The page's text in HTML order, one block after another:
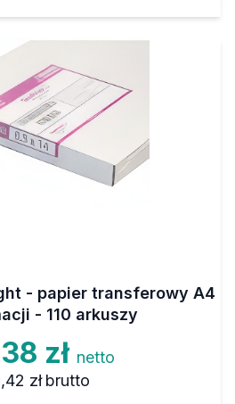
- papier transferowy A4
- 110 arkuszy
zł netto
zł brutto